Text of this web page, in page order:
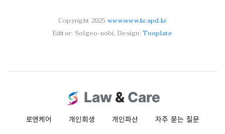
Copyright 2025 www.www.kcapd.kr
Editor: Solgeo-nobi, Design:Tooplate
Law & Care
로앤케어 개인회생 개인파산 자주 묻는 질문